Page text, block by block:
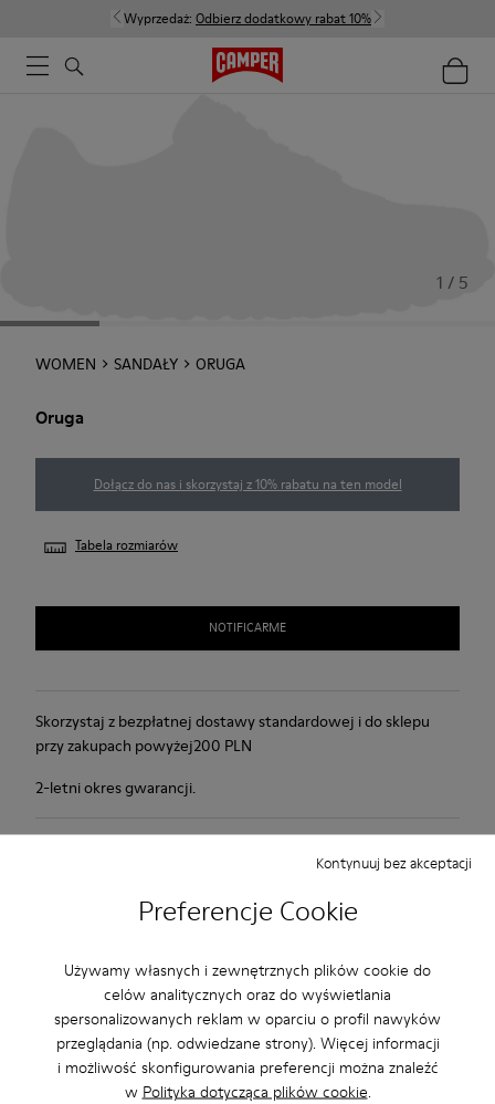
Preferencje Cookie
Używamy własnych i zewnętrznych plików cookie do
celów analitycznych oraz do wyświetlania
spersonalizowanych reklam w oparciu o profil nawyków
przeglądania (np. odwiedzane strony). Więcej informacji
i możliwość skonfigurowania preferencji można znaleźć
w Polityka dotycząca plików cookie.
Kontynuuj bez akceptacji
Wyprzedaż: Odbierz dodatkowy rabat 10%
1 / 5
WOMEN SANDAŁY ORUGA
Oruga
Dołącz do nas i skorzystaj z 10% rabatu na ten model
Tabela rozmiarów
NOTIFICARME
Skorzystaj z bezpłatnej dostawy standardowej i do sklepu
przy zakupach powyżej200 PLN
2-letni okres gwarancji.
Wyprzedaż: Odbierz dodatkowy rabat
10%
Zgadza się. Należąc do naszej społeczności, będziesz korzystać z
wyjątkowych rabatów, wcześniejszego dostępu, zaproszeń na